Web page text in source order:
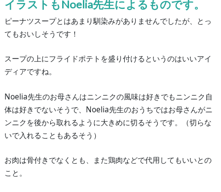
イラストもNoelia先生によるものです。
ピーナツスープとはあまり馴染みがありませんでしたが、とっ
てもおいしそうです！
スープの上にフライドポテトを盛り付けるというのはいいアイ
ディアですね。
Noelia先生のお母さんはニンニクの風味は好きでもニンニク自
体は好きでないそうで、 Noelia先生のおうちではお母さんがニ
ンニクを後から取れるように大きめに切るそうです。（切らな
いで入れることもあるそう）
お肉は骨付きでなくとも、また鶏肉などで代用してもいいとの
こと。